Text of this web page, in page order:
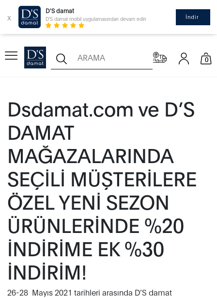
x
D'S damat
D'S damat mobil uygulamasından devam edin İndir
0
Dsdamat.com ve D’S
DAMAT
MAĞAZALARINDA
SEÇİLİ MÜŞTERİLERE
ÖZEL YENİ SEZON
ÜRÜNLERİNDE %20
İNDİRİME EK %30
İNDİRİM!
26-28 Mayıs 2021 tarihleri arasında D’S damat